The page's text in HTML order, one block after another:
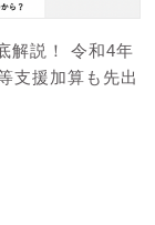
解説！ 令和4年
支援加算も先出